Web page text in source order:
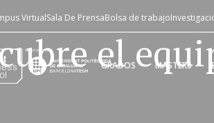
GRADOS MASTERS
VirtualSala De PrensaBolsa de trabajo
el